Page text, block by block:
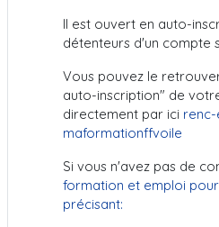
Il est ouvert en auto-
détenteurs d'un compte
Vous pouvez le
auto-inscription" de
directement par ici renc-
maformationffvoile
Si vous n'avez pas de
formation et emploi
précisant: